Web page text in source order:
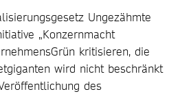
Ungezähmte
„Konzernmacht
kritisieren, die
wird nicht beschränkt
des